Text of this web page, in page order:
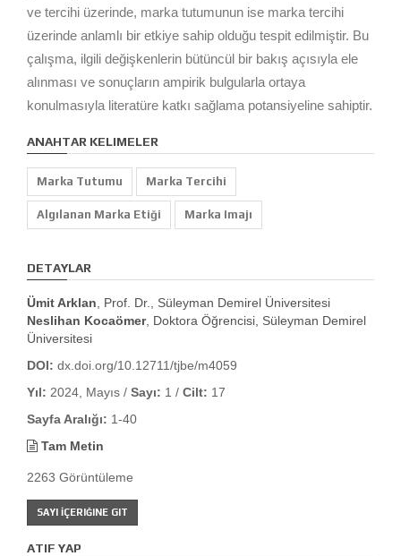
ve tercihi üzerinde, marka tutumunun ise marka tercihi
üzerinde anlamlı bir etkiye sahip olduğu tespit edilmiştir. Bu
çalışma, ilgili değişkenlerin bütüncül bir bakış açısıyla ele
alınması ve sonuçların ampirik bulgularla ortaya
konulmasıyla literatüre katkı sağlama potansiyeline sahiptir.
ANAHTAR KELIMELER
Marka Tutumu Marka Tercihi
Algılanan Marka Etiği Marka Imajı
DETAYLAR
Ümit Arklan , Prof. Dr., Süleyman Demirel Üniversitesi
Neslihan Kocaömer, Doktora Öğrencisi, Süleyman Demirel
Üniversitesi
DOI: dx.doi.org/10.12711/tjbe/m4059
Yıl: 2024, Mayıs / Sayı: 1 / Cilt: 17
Sayfa Aralığı: 1-40
Tam Metin
2263 Görüntüleme
SAYI İÇERIĞINE GIT
ATIF YAP